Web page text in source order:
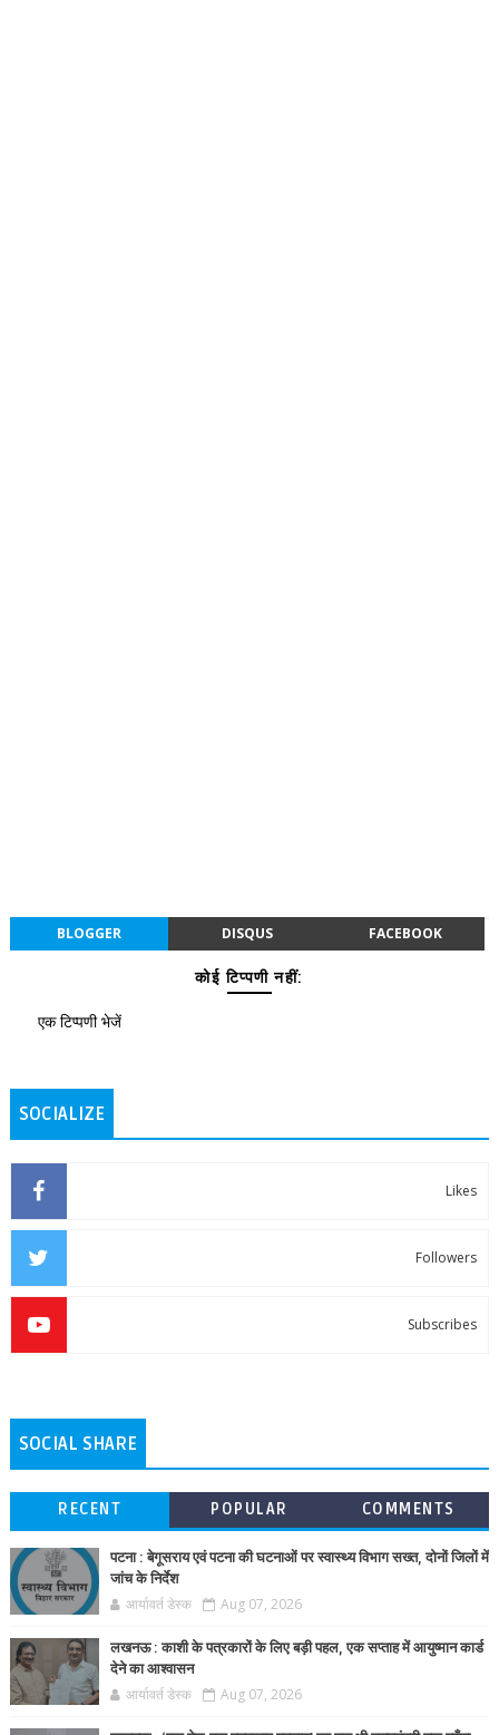
BLOGGER DISQUS FACEBOOK
कोई टिप्पणी नहीं:
एक टिप्पणी भेजें
SOCIALIZE
Likes
Followers
Subscribes
SOCIAL SHARE
RECENT POPULAR COMMENTS
पटना : बेगूसराय एवं पटना की घटनाओं पर स्वास्थ्य विभाग सख्त, दोनों जिलों में
जांच के निर्देश
आर्यावर्त डेस्क Aug 07, 2026
लखनऊ : काशी के पत्रकारों के लिए बड़ी पहल, एक सप्ताह में आयुष्मान कार्ड
देने का आश्वासन
आर्यावर्त डेस्क Aug 07, 2026